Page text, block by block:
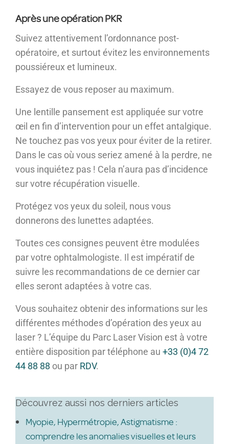
Après une opération PKR
Suivez attentivement l’ordonnance post-
opératoire, et surtout évitez les environnements
poussiéreux et lumineux.
Essayez de vous reposer au maximum.
Une lentille pansement est appliquée sur votre
œil en fin d’intervention pour un effet antalgique.
Ne touchez pas vos yeux pour éviter de la retirer.
Dans le cas où vous seriez amené à la perdre, ne
vous inquiétez pas ! Cela n’aura pas d’incidence
sur votre récupération visuelle.
Protégez vos yeux du soleil, nous vous
donnerons des lunettes adaptées.
Toutes ces consignes peuvent être modulées
par votre ophtalmologiste. Il est impératif de
suivre les recommandations de ce dernier car
elles seront adaptées à votre cas.
Vous souhaitez obtenir des informations sur les
différentes méthodes d’opération des yeux au
laser ? L’équipe du Parc Laser Vision est à votre
entière disposition par téléphone au +33 (0)4 72
44 88 88 ou par RDV.
Découvrez aussi nos derniers articles
Myopie, Hypermétropie, Astigmatisme :
comprendre les anomalies visuelles et leurs